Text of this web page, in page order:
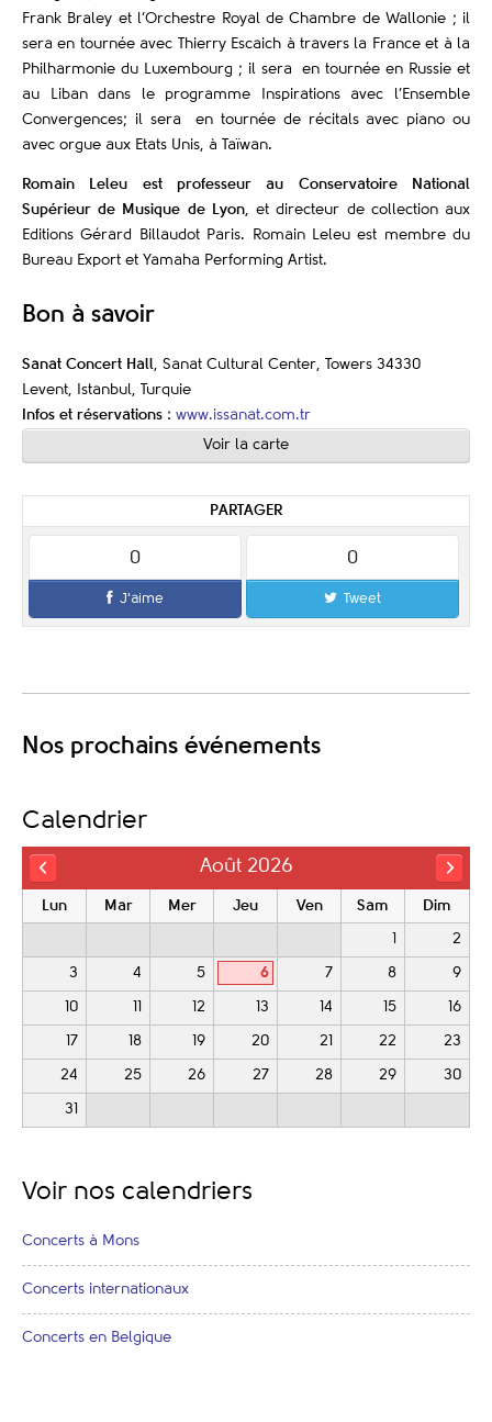
Frank Braley et l’Orchestre Royal de Chambre de Wallonie ; il
sera en tournée avec Thierry Escaich à travers la France et à la
Philharmonie du Luxembourg ; il sera en tournée en Russie et
au Liban dans le programme Inspirations avec l’Ensemble
Convergences; il sera en tournée de récitals avec piano ou
avec orgue aux Etats Unis, à Taïwan.
Romain Leleu est professeur au Conservatoire National
Supérieur de Musique de Lyon, et directeur de collection aux
Editions Gérard Billaudot Paris. Romain Leleu est membre du
Bureau Export et Yamaha Performing Artist.
Bon à savoir
Sanat Concert Hall, Sanat Cultural Center, Towers 34330
Levent, Istanbul, Turquie
Infos et réservations : www.issanat.com.tr
Voir la carte
PARTAGER
0
J'aime
0
Tweet
Nos prochains événements
Calendrier
Août 2026
Lun Mar Mer Jeu Ven Sam Dim
2
3 4 5 6 7 8 9
10 12 13 14 15 16
17 18 19 20 21 22 23
24 25 26 27 28 29 30
31
Voir nos calendriers
Concerts à Mons
Concerts internationaux
Concerts en Belgique